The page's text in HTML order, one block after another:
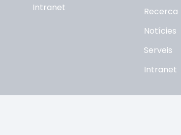
Intranet
Recerca
Notícies
Serveis
Intranet